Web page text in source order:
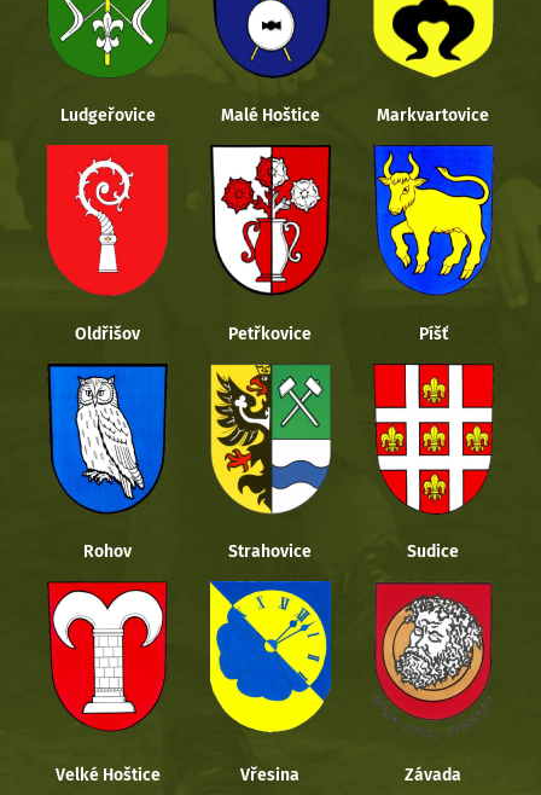
Ludgeřovice Malé Hoštice Markvartovice
Oldřišov Petřkovice Píšť
Rohov Strahovice Sudice
Velké Hoštice Vřesina Závada